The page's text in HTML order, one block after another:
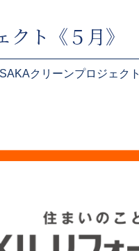
ト《５月》
クリーンプロジェクト